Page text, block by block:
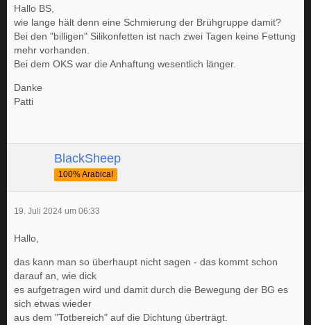
Hallo BS,
wie lange hält denn eine Schmierung der Brühgruppe damit?
Bei den "billigen" Silikonfetten ist nach zwei Tagen keine Fettung
mehr vorhanden.
Bei dem OKS war die Anhaftung wesentlich länger.
Danke
Patti
BlackSheep
100% Arabica!
19. Juli 2024 um 06:33
Hallo,
das kann man so überhaupt nicht sagen - das kommt schon
darauf an, wie dick
es aufgetragen wird und damit durch die Bewegung der BG es
sich etwas wieder
aus dem "Totbereich" auf die Dichtung überträgt.